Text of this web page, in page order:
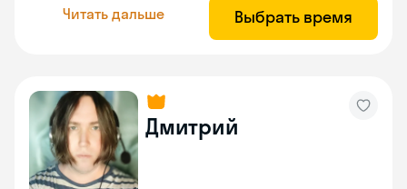
Читать дальше Выбрать время
Дмитрий